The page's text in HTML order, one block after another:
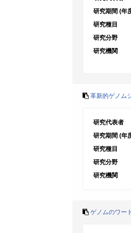
研究期間 (年
研究種目
研究分野
研究機関
革新的ゲノム
研究代表者
研究期間 (年
研究種目
研究分野
研究機関
ゲノムのワー